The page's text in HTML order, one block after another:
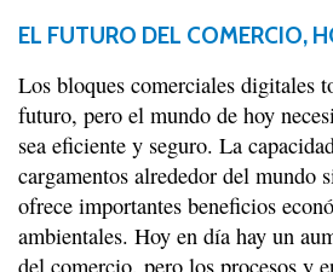
EL FUTURO DEL COMERCIO,
Los bloques comerciales digitales
futuro, pero el mundo de hoy
sea eficiente y seguro. La
cargamentos alrededor del mundo
ofrece importantes beneficios
ambientales. Hoy en día hay un